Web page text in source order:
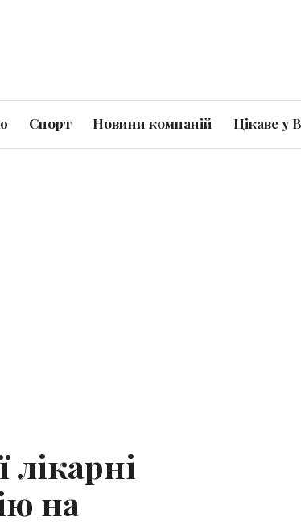
Спорт Новини компаній Цікаве у
лікарні
на